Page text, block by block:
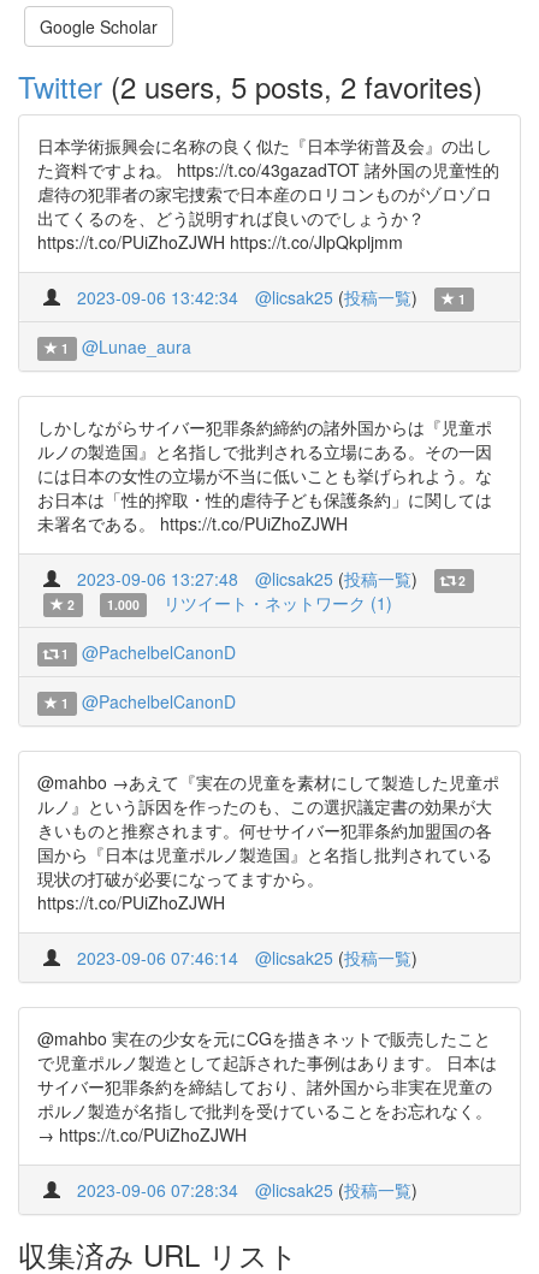
Google Scholar
Twitter (2 users, 5 posts, 2 favorites)
日本学術振興会に名称の良く似た『日本学術普及会』の出し
た資料ですよね。 https://t.co/43gazadTOT 諸外国の児童性的
虐待の犯罪者の家宅捜索で日本産のロリコンものがゾロゾロ
出てくるのを、どう説明すれば良いのでしょうか？
https://t.co/PUiZhoZJWH https://t.co/JlpQkpljmm
2023-09-06 13:42:34 @licsak25 (投稿一覧) 1
1 @Lunae_aura
しかしながらサイバー犯罪条約締約の諸外国からは『児童ポ
ルノの製造国』と名指しで批判される立場にある。その一因
には日本の女性の立場が不当に低いことも挙げられよう。な
お日本は「性的搾取・性的虐待子ども保護条約」に関しては
未署名である。 https://t.co/PUiZhoZJWH
2023-09-06 13:27:48 @licsak25 (投稿一覧)
2
2
1.000 リツイート・ネットワーク (1)
1 @PachelbelCanonD
1 @PachelbelCanonD
@mahbo →あえて『実在の児童を素材にして製造した児童ポ
ルノ』という訴因を作ったのも、この選択議定書の効果が大
きいものと推察されます。何せサイバー犯罪条約加盟国の各
国から『日本は児童ポルノ製造国』と名指し批判されている
現状の打破が必要になってますから。
https://t.co/PUiZhoZJWH
2023-09-06 07:46:14 @licsak25 (投稿一覧)
@mahbo 実在の少女を元にCGを描きネットで販売したこと
で児童ポルノ製造として起訴された事例はあります。 日本は
サイバー犯罪条約を締結しており、諸外国から非実在児童の
ポルノ製造が名指しで批判を受けていることをお忘れなく。
→ https://t.co/PUiZhoZJWH
2023-09-06 07:28:34 @licsak25 (投稿一覧)
収集済み URL リスト